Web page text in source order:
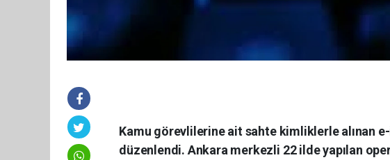
Kamu görevlilerine ait sahte kimliklerle alınan
düzenlendi. Ankara merkezli 22 ilde yapılan